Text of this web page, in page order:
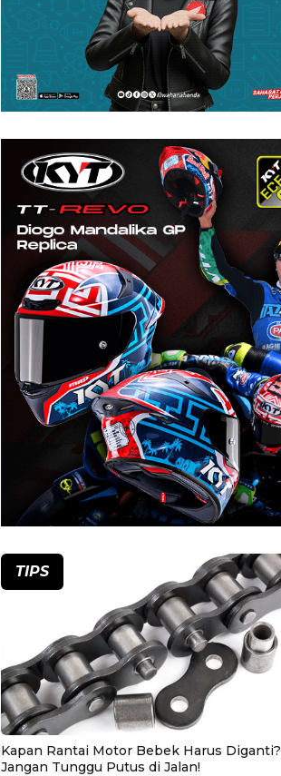
TIPS
Kapan Rantai Motor Bebek Harus Diganti?
Jangan Tunggu Putus di Jalan!